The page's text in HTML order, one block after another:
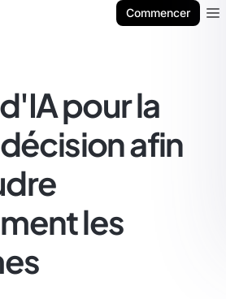
Commencer
pour la
afin
les